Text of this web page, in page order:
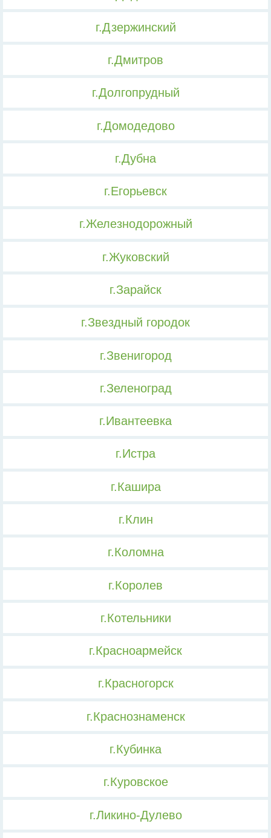
г.Дзержинский
г.Дмитров
г.Долгопрудный
г.Домодедово
г.Дубна
г.Егорьевск
г.Железнодорожный
г.Жуковский
г.Зарайск
г.Звездный городок
г.Звенигород
г.Зеленоград
г.Ивантеевка
г.Истра
г.Кашира
г.Клин
г.Коломна
г.Королев
г.Котельники
г.Красноармейск
г.Красногорск
г.Краснознаменск
г.Кубинка
г.Куровское
г.Ликино-Дулево